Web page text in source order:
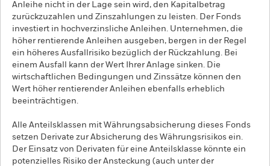
Anleihe nicht in der Lage sein wird, den Kapitalbetrag
zurückzuzahlen und Zinszahlungen zu leisten. Der Fonds
investiert in hochverzinsliche Anleihen. Unternehmen, die
höher rentierende Anleihen ausgeben, bergen in der Regel
ein höheres Ausfallrisiko bezüglich der Rückzahlung. Bei
einem Ausfall kann der Wert Ihrer Anlage sinken. Die
wirtschaftlichen Bedingungen und Zinssätze können den
Wert höher rentierender Anleihen ebenfalls erheblich
beeinträchtigen.
Alle Anteilsklassen mit Währungsabsicherung dieses Fonds
setzen Derivate zur Absicherung des Währungsrisikos ein.
Der Einsatz von Derivaten für eine Anteilsklasse könnte ein
potenzielles Risiko der Ansteckung (auch unter der